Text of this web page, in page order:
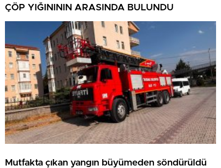
ÇÖP YIĞINININ ARASINDA BULUNDU
Mutfakta çıkan yangın büyümeden söndürüldü